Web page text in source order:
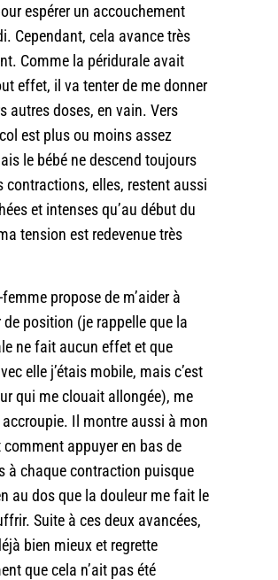
espérer un accouchement
Cependant, cela avance très
Comme la péridurale avait
effet, il va tenter de me donner
autres doses, en vain. Vers
est plus ou moins assez
le bébé ne descend toujours
contractions, elles, restent aussi
et intenses qu’au début du
tension est redevenue très
propose de m’aider à
de position (je rappelle que la
ne fait aucun effet et que
elle j’étais mobile, mais c’est
qui me clouait allongée), me
Il montre aussi à mon
appuyer en bas de
à chaque contraction puisque
au dos que la douleur me fait le
Suite à ces deux avancées,
bien mieux et regrette
que cela n’ait pas été